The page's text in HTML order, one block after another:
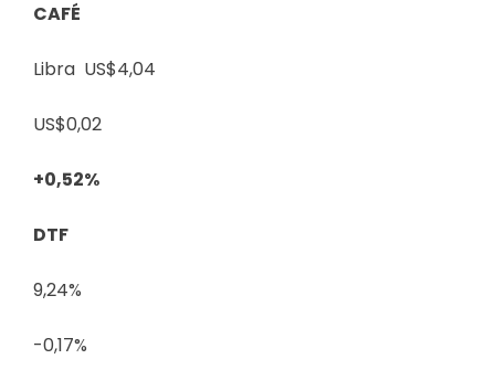
CAFÉ
Libra US$4,04
US$0,02
+0,52%
DTF
9,24%
-0,17%